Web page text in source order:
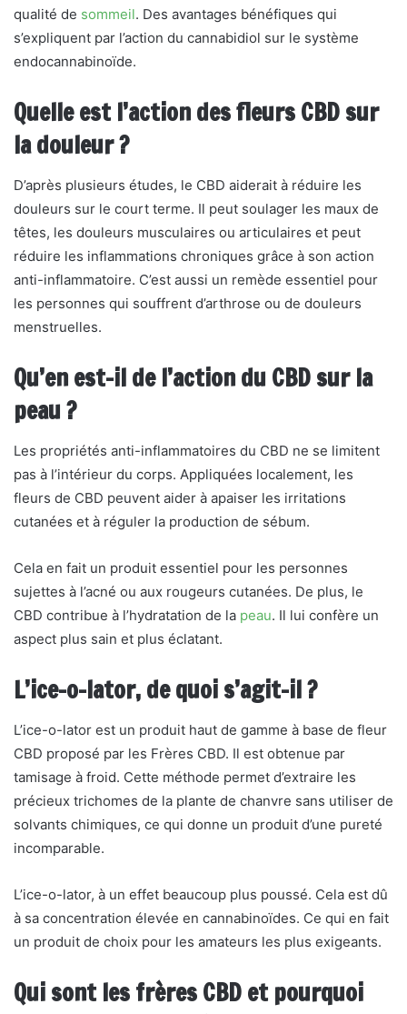
qualité de sommeil. Des avantages bénéfiques qui
s’expliquent par l’action du cannabidiol sur le système
endocannabinoïde.
Quelle est l’action des fleurs CBD sur
la douleur ?
D’après plusieurs études, le CBD aiderait à réduire les
douleurs sur le court terme. Il peut soulager les maux de
têtes, les douleurs musculaires ou articulaires et peut
réduire les inflammations chroniques grâce à son action
anti-inflammatoire. C’est aussi un remède essentiel pour
les personnes qui souffrent d’arthrose ou de douleurs
menstruelles.
Qu’en est-il de l’action du CBD sur la
peau ?
Les propriétés anti-inflammatoires du CBD ne se limitent
pas à l’intérieur du corps. Appliquées localement, les
fleurs de CBD peuvent aider à apaiser les irritations
cutanées et à réguler la production de sébum.
Cela en fait un produit essentiel pour les personnes
sujettes à l’acné ou aux rougeurs cutanées. De plus, le
CBD contribue à l’hydratation de la peau. Il lui confère un
aspect plus sain et plus éclatant.
L’ice-o-lator, de quoi s’agit-il ?
L’ice-o-lator est un produit haut de gamme à base de fleur
CBD proposé par les Frères CBD. Il est obtenue par
tamisage à froid. Cette méthode permet d’extraire les
précieux trichomes de la plante de chanvre sans utiliser de
solvants chimiques, ce qui donne un produit d’une pureté
incomparable.
L’ice-o-lator, à un effet beaucoup plus poussé. Cela est dû
à sa concentration élevée en cannabinoïdes. Ce qui en fait
un produit de choix pour les amateurs les plus exigeants.
Qui sont les frères CBD et pourquoi